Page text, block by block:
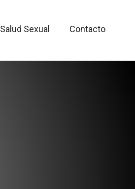
Salud Sexual Contacto